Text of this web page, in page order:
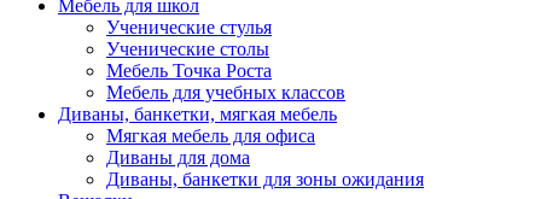
Мебель для школ
Ученические стулья
Ученические столы
Мебель Точка Роста
Мебель для учебных классов
Диваны, банкетки, мягкая мебель
Мягкая мебель для офиса
Диваны для дома
Диваны, банкетки для зоны ожидания